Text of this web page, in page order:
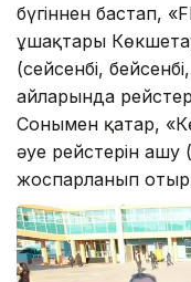
бүгіннен бастап,
ұшақтары
(сейсенбі,
айларында
Сонымен қатар,
әуе рейстерін ашу
жоспарланып